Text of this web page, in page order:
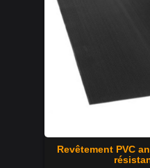
Revêtement PVC